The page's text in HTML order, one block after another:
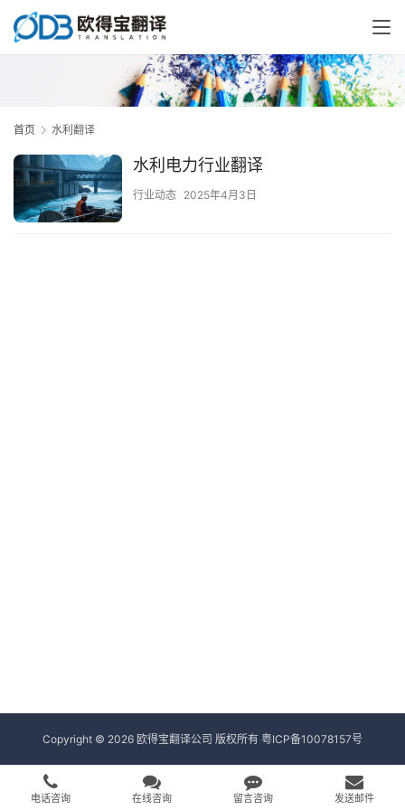
首页 水利翻译
水利电力行业翻译
行业动态 2025年4月3日
Copyright © 2026 欧得宝翻译公司 版权所有 粤ICP备10078157号
电话咨询 在线咨询 留言咨询 发送邮件